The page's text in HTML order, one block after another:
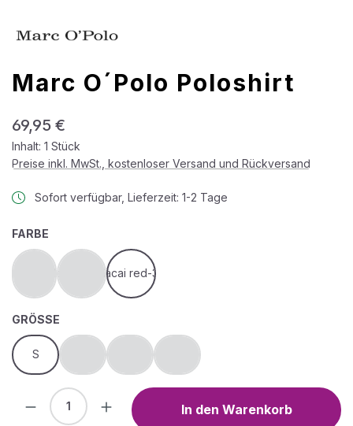
Marc O´Polo Poloshirt
Regulärer Preis:
69,95 €
Inhalt: 1 Stück
Preise inkl. MwSt., kostenloser Versand und Rückversand
Sofort verfügbar, Lieferzeit: 1-2 Tage
FARBE
(Diese Option ist zurzeit nicht verfügbar.)
acai red-2
(Diese Option ist zurzeit nicht verfügbar.)
acai red-3
GRÖSSE
S
(Diese Option ist zurzeit nicht verfügbar.)
(Diese Option ist zurzeit nicht verfügbar.)
(Diese Option ist zurzeit nicht
Produkt Anzahl: Gib den gewünschten
In den Warenkorb